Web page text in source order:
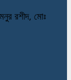
রশীদ, মোঃ